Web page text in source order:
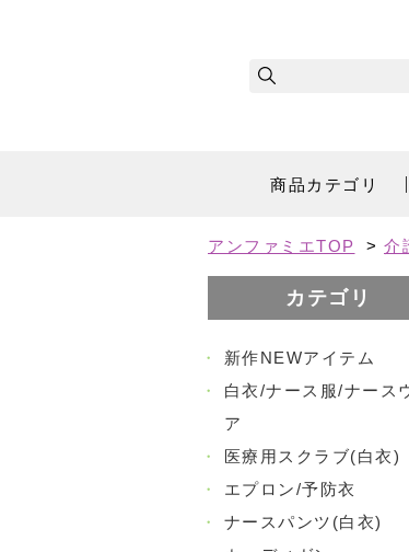
商品カテゴリ
アンファミエTOP > 介
カテゴリ
・
新作NEWアイテム
・
白衣/ナース服/ナース
ア
・
医療用スクラブ(白衣)
・
エプロン/予防衣
・
ナースパンツ(白衣)